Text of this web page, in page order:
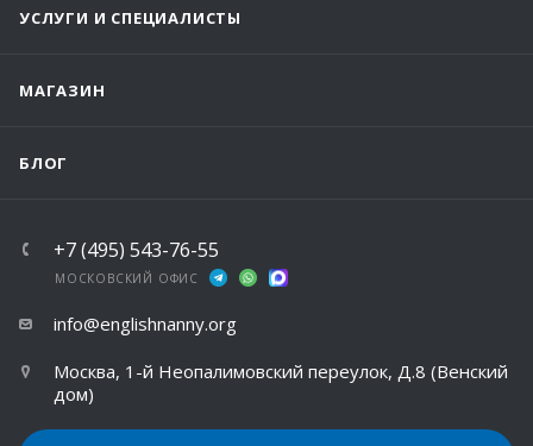
УСЛУГИ И СПЕЦИАЛИСТЫ
МАГАЗИН
БЛОГ
+7 (495) 543-76-55
МОСКОВСКИЙ ОФИС
info@englishnanny.org
Москва, 1-й Неопалимовский переулок, Д.8 (Венский
дом)